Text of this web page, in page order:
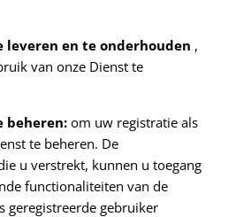
leveren en te onderhouden ,
van onze Dienst te
beheren: om uw registratie als
te beheren. De
u verstrekt, kunnen u toegang
functionaliteiten van de
geregistreerde gebruiker